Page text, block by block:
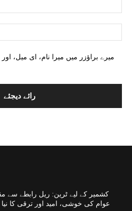
میرے براؤزر میں میرا نام، ای میل،
کشمیر کے لیے ٹرین: ریل رابطے سے
عوام کی خوشی، امید اور ترقی کا